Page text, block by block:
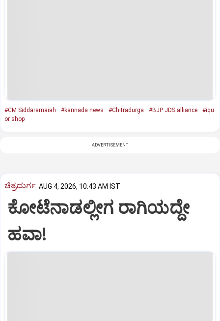
#CM Siddaramaiah #kannada news #Chitradurga #BJP JDS alliance
#iqu
or shop
ADVERTISEMENT
ಚಿತ್ರದುರ್ಗ AUG 4, 2026, 10:43 AM IST
ಕೋಟೆನಾಡಲ್ಲೀಗ ರಾಗಿಯದ್ದೇ
ಹವಾ!